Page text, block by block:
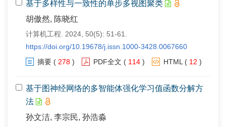
基于多样性与一致性的单步多视图聚类
胡傲然, 陈晓红
计算机工程. 2024, 50(5): 51-61.
https://doi.org/10.19678/j.issn.1000-3428.0067660
摘要 ( 278 ) PDF全文 ( 114 ) HTML ( 12 )
基于图神经网络的多智能体强化学习值函数分解方
法
孙文洁, 李宗民, 孙浩淼